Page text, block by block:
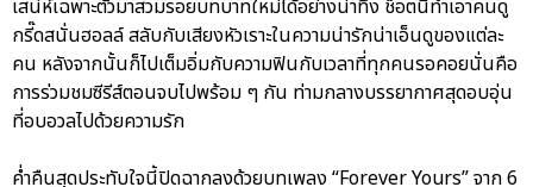
เสน่ห์เฉพาะตัวมาสวมรอยบทบาทใหม่ได้อย่างน่าทึ่ง ช็อตนี้ทำเอาคนดู
กรี๊ดสนั่นฮอลล์ สลับกับเสียงหัวเราะในความน่ารักน่าเอ็นดูของแต่ละ
คน หลังจากนั้นก็ไปเต็มอิ่มกับความฟินกับเวลาที่ทุกคนรอคอยนั่นคือ
การร่วมชมซีรีส์ตอนจบไปพร้อม ๆ กัน ท่ามกลางบรรยากาศสุดอบอุ่น
ที่อบอวลไปด้วยความรัก
ค่ำคืนสุดประทับใจนี้ปิดฉากลงด้วยบทเพลง “Forever Yours” จาก 6